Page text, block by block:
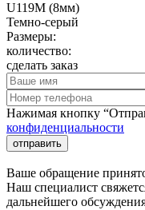
U119M (8мм)
Темно-серый
Размеры:
количество:
сделать заказ
Нажимая кнопку
конфиденциальности
отправить
Ваше обращение
Наш специалист
дальнейшего